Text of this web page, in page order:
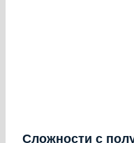
Сложности с